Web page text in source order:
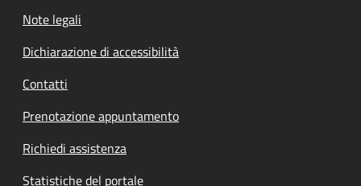
Note legali
Dichiarazione di accessibilità
Contatti
Prenotazione appuntamento
Richiedi assistenza
Statistiche del portale